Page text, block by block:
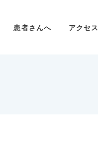
患者さんへ アクセス